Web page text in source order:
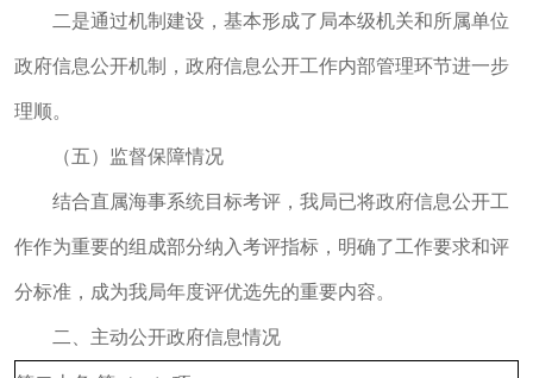
二是通过机制建设，基本形成了局本级机关和所属单位
政府信息公开机制，政府信息公开工作内部管理环节进一步
理顺。
（五）监督保障情况
结合直属海事系统目标考评，我局已将政府信息公开工
作作为重要的组成部分纳入考评指标，明确了工作要求和评
分标准，成为我局年度评优选先的重要内容。
二、主动公开政府信息情况